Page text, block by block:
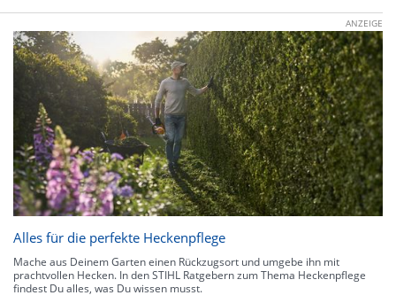
ANZEIGE
Alles für die perfekte Heckenpflege
Mache aus Deinem Garten einen Rückzugsort und umgebe ihn mit
prachtvollen Hecken. In den STIHL Ratgebern zum Thema Heckenpflege
findest Du alles, was Du wissen musst.